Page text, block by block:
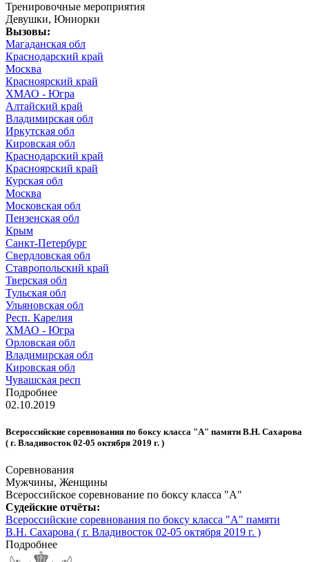
Тренировочные мероприятия
Девушки, Юниорки
Вызовы:
Магаданская обл
Краснодарский край
Москва
Красноярский край
ХМАО - Югра
Алтайский край
Владимирская обл
Иркутская обл
Кировская обл
Краснодарский край
Красноярский край
Курская обл
Москва
Московская обл
Пензенская обл
Крым
Санкт-Петербург
Свердловская обл
Ставропольский край
Тверская обл
Тульская обл
Ульяновская обл
Респ. Карелия
ХМАО - Югра
Орловская обл
Владимирская обл
Кировская обл
Чувашская респ
Подробнее
02.10.2019
Всероссийские соревнования по боксу класса "А" памяти В.Н. Сахарова
( г. Владивосток 02-05 октября 2019 г. )
Соревнования
Мужчины, Женщины
Всероссийское соревнование по боксу класса "А"
Судейские отчёты:
Всероссийские соревнования по боксу класса "А" памяти
В.Н. Сахарова ( г. Владивосток 02-05 октября 2019 г. )
Подробнее